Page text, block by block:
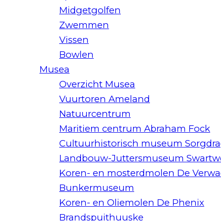
Midgetgolfen
Zwemmen
Vissen
Bowlen
Musea
Overzicht Musea
Vuurtoren Ameland
Natuurcentrum
Maritiem centrum Abraham Fock
Cultuurhistorisch museum
Landbouw-Juttersmuseum
Koren- en mosterdmolen De
Bunkermuseum
Koren- en Oliemolen De Phenix
Brandspuithuuske